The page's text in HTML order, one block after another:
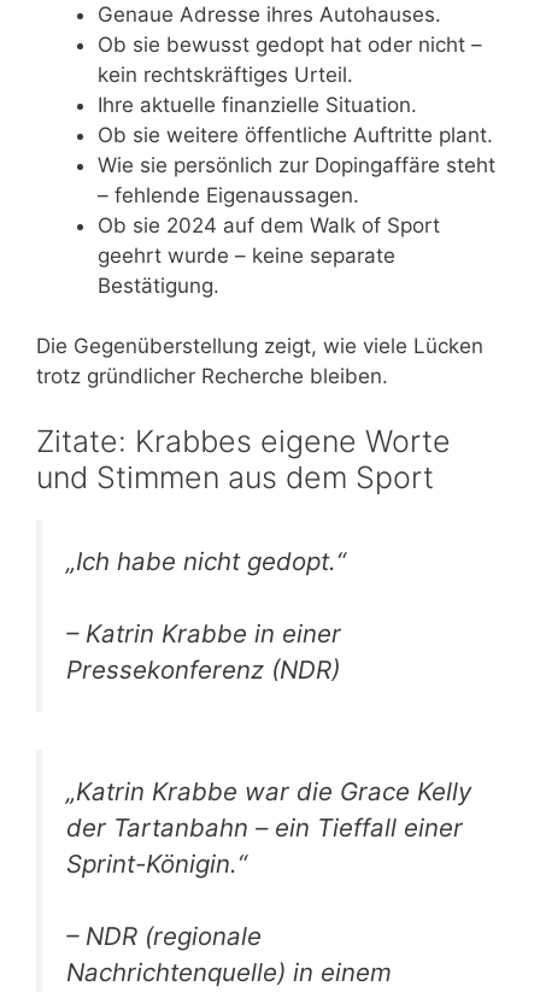
Genaue Adresse ihres Autohauses.
Ob sie bewusst gedopt hat oder nicht –
kein rechtskräftiges Urteil.
Ihre aktuelle finanzielle Situation.
Ob sie weitere öffentliche Auftritte plant.
Wie sie persönlich zur Dopingaffäre steht
– fehlende Eigenaussagen.
Ob sie 2024 auf dem Walk of Sport
geehrt wurde – keine separate
Bestätigung.
Die Gegenüberstellung zeigt, wie viele Lücken
trotz gründlicher Recherche bleiben.
Zitate: Krabbes eigene Worte
und Stimmen aus dem Sport
„Ich habe nicht gedopt.“
– Katrin Krabbe in einer
Pressekonferenz (NDR)
„Katrin Krabbe war die Grace Kelly
der Tartanbahn – ein Tieffall einer
Sprint-Königin.“
– NDR (regionale
Nachrichtenquelle) in einem